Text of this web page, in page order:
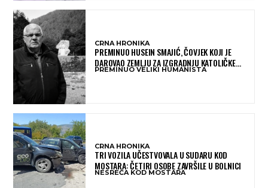
CRNA HRONIKA
PREMINUO HUSEIN SMAJIĆ, ČOVJEK KOJI JE
DAROVAO ZEMLJU ZA IZGRADNJU KATOLIČKE
CRKVE U BUGOJNU
PREMINUO VELIKI HUMANISTA
CRNA HRONIKA
TRI VOZILA UČESTVOVALA U SUDARU KOD
MOSTARA: ČETIRI OSOBE ZAVRŠILE U BOLNICI
NESREĆA KOD MOSTARA